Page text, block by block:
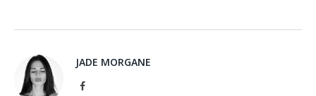
JADE MORGANE
Facebook